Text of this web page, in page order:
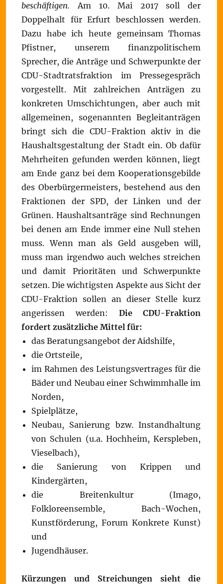
beschäftigen. Am 10. Mai 2017 soll der
Doppelhalt für Erfurt beschlossen werden.
Dazu habe ich heute gemeinsam Thomas
Pfistner, unserem finanzpolitischem
Sprecher, die Anträge und Schwerpunkte der
CDU-Stadtratsfraktion im Pressegespräch
vorgestellt. Mit zahlreichen Anträgen zu
konkreten Umschichtungen, aber auch mit
allgemeinen, sogenannten Begleitanträgen
bringt sich die CDU-Fraktion aktiv in die
Haushaltsgestaltung der Stadt ein. Ob dafür
Mehrheiten gefunden werden können, liegt
am Ende ganz bei dem Kooperationsgebilde
des Oberbürgermeisters, bestehend aus den
Fraktionen der SPD, der Linken und der
Grünen. Haushaltsanträge sind Rechnungen
bei denen am Ende immer eine Null stehen
muss. Wenn man als Geld ausgeben will,
muss man irgendwo auch welches streichen
und damit Prioritäten und Schwerpunkte
setzen. Die wichtigsten Aspekte aus Sicht der
CDU-Fraktion sollen an dieser Stelle kurz
angerissen werden: Die CDU-Fraktion
fordert zusätzliche Mittel für:
das Beratungsangebot der Aidshilfe,
die Ortsteile,
im Rahmen des Leistungsvertrages für die
Bäder und Neubau einer Schwimmhalle im
Norden,
Spielplätze,
Neubau, Sanierung bzw. Instandhaltung
von Schulen (u.a. Hochheim, Kerspleben,
Vieselbach),
die Sanierung von Krippen und
Kindergärten,
die Breitenkultur (Imago,
Folkloreensemble, Bach-Wochen,
Kunstförderung, Forum Konkrete Kunst)
und
Jugendhäuser.
Kürzungen und Streichungen sieht die